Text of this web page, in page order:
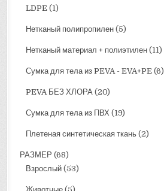
LDPE (1)
Нетканый полипропилен (5)
Нетканый материал + полиэтилен (11)
Сумка для тела из PEVA - EVA+PE (6)
PEVA БЕЗ ХЛОРА (20)
Сумка для тела из ПВХ (19)
Плетеная синтетическая ткань (2)
РАЗМЕР (68)
Взрослый (53)